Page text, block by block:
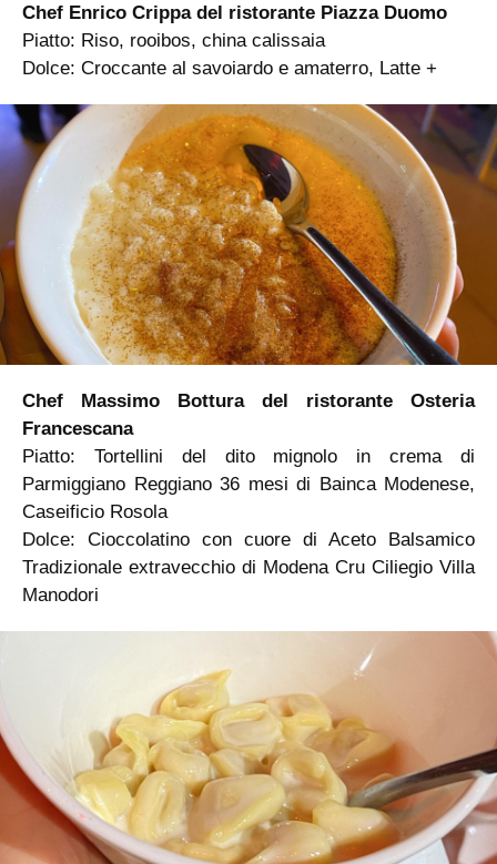
Chef Enrico Crippa del ristorante Piazza Duomo
Piatto: Riso, rooibos, china calissaia
Dolce: Croccante al savoiardo e amaterro, Latte +
Chef Massimo Bottura del ristorante Osteria
Francescana
Piatto: Tortellini del dito mignolo in crema di
Parmiggiano Reggiano 36 mesi di Bainca Modenese,
Caseificio Rosola
Dolce: Cioccolatino con cuore di Aceto Balsamico
Tradizionale extravecchio di Modena Cru Ciliegio Villa
Manodori